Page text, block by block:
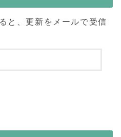
と、更新をメールで受信